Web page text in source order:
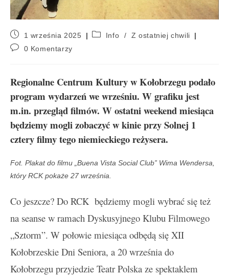
1 września 2025 Info /
Z ostatniej chwili
0 Komentarzy
Regionalne Centrum Kultury w Kołobrzegu podało
program wydarzeń we wrześniu. W grafiku jest
m.in. przegląd filmów. W ostatni weekend miesiąca
będziemy mogli zobaczyć w kinie przy Solnej 1
cztery filmy tego niemieckiego reżysera.
Fot. Plakat do filmu „Buena Vista Social Club” Wima Wendersa,
który RCK pokaże 27 września.
Co jeszcze? Do RCK będziemy mogli wybrać się też
na seanse w ramach Dyskusyjnego Klubu Filmowego
„Sztorm”. W połowie miesiąca odbędą się XII
Kołobrzeskie Dni Seniora, a 20 września do
Kołobrzegu przyjedzie Teatr Polska ze spektaklem